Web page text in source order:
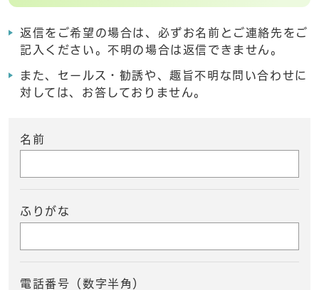
返信をご希望の場合は、必ずお名前とご連絡先をご
記入ください。不明の場合は返信できません。
また、セールス・勧誘や、趣旨不明な問い合わせに
対しては、お答しておりません。
名前
ふりがな
電話番号（数字半角）